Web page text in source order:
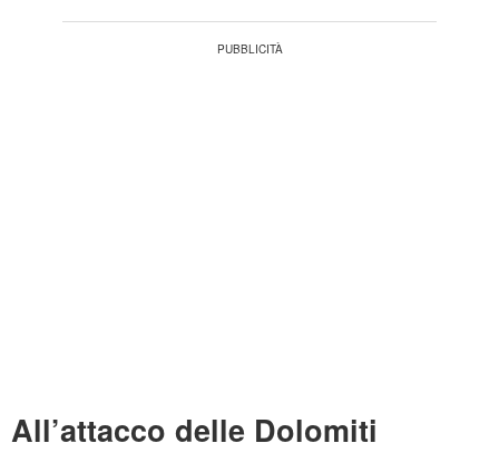
All’attacco delle Dolomiti